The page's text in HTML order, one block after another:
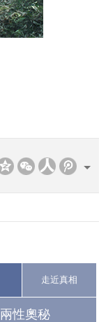
走近真相
兩性奧秘